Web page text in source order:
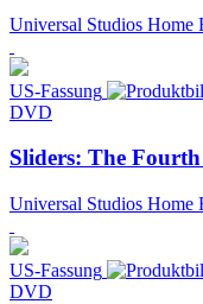
Universal Studios Home
US-Fassung
DVD
Sliders: The Fourth
Universal Studios Home
US-Fassung
DVD